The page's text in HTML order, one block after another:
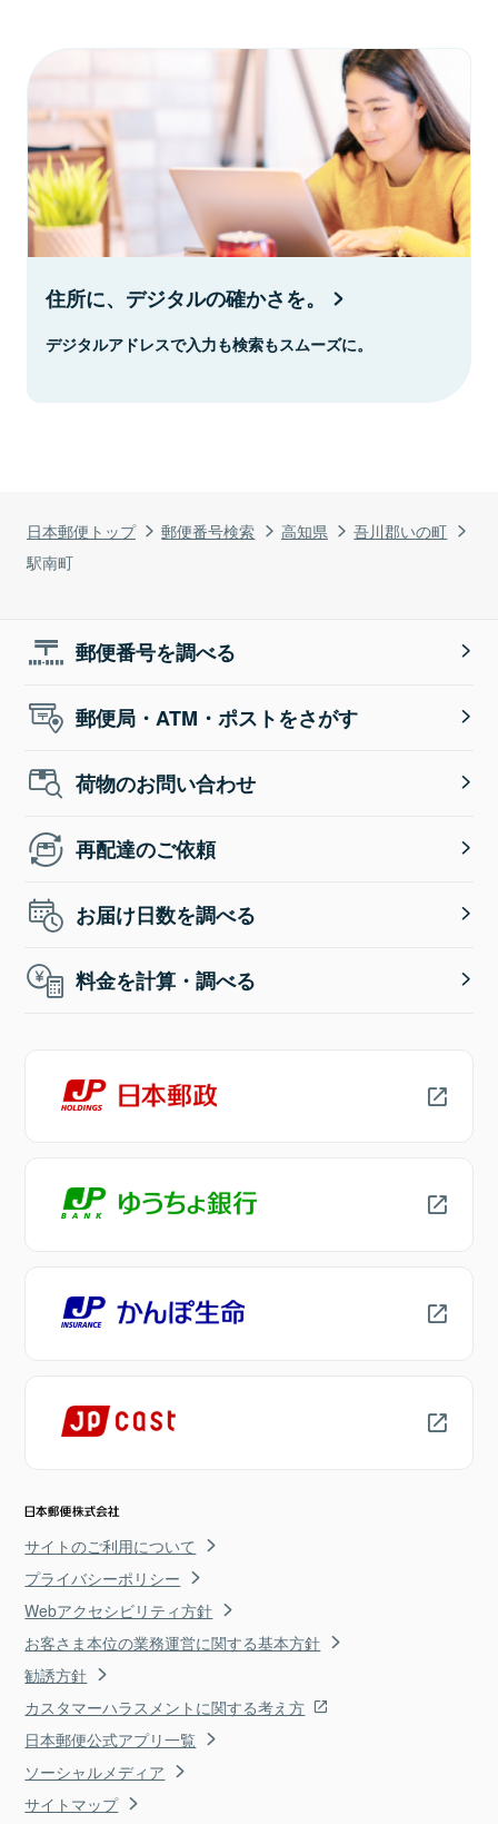
日本郵便トップ 郵便番号検索 高知県
吾川郡いの町
駅南町
住所に、デジタルの確かさを。
デジタルアドレスで入力も検索もスムーズに。
郵便番号を調べる
郵便局・ATM・ポストをさがす
荷物のお問い合わせ
再配達のご依頼
お届け日数を調べる
料金を計算・調べる
サイトのご利用について
プライバシーポリシー
Webアクセシビリティ方針
お客さま本位の業務運営に関する基本方針
勧誘方針
カスタマーハラスメントに関する考え方
日本郵便公式アプリ一覧
ソーシャルメディア
サイトマップ